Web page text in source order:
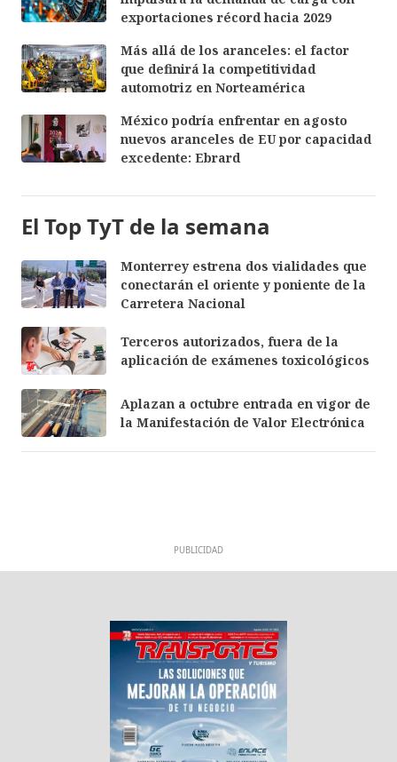
exportaciones récord hacia 2029
Más allá de los aranceles: el factor
que definirá la competitividad
automotriz en Norteamérica
México podría enfrentar en agosto
nuevos aranceles de EU por capacidad
excedente: Ebrard
El Top TyT de la semana
Monterrey estrena dos vialidades que
conectarán el oriente y poniente de la
Carretera Nacional
Terceros autorizados, fuera de la
aplicación de exámenes toxicológicos
Aplazan a octubre entrada en vigor de
la Manifestación de Valor Electrónica
PUBLICIDAD